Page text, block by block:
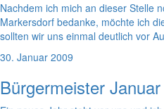
Nachdem ich mich an dieser Stelle
Markersdorf bedanke, möchte ich
sollten wir uns einmal deutlich vor
30. Januar 2009
Bürgermeister